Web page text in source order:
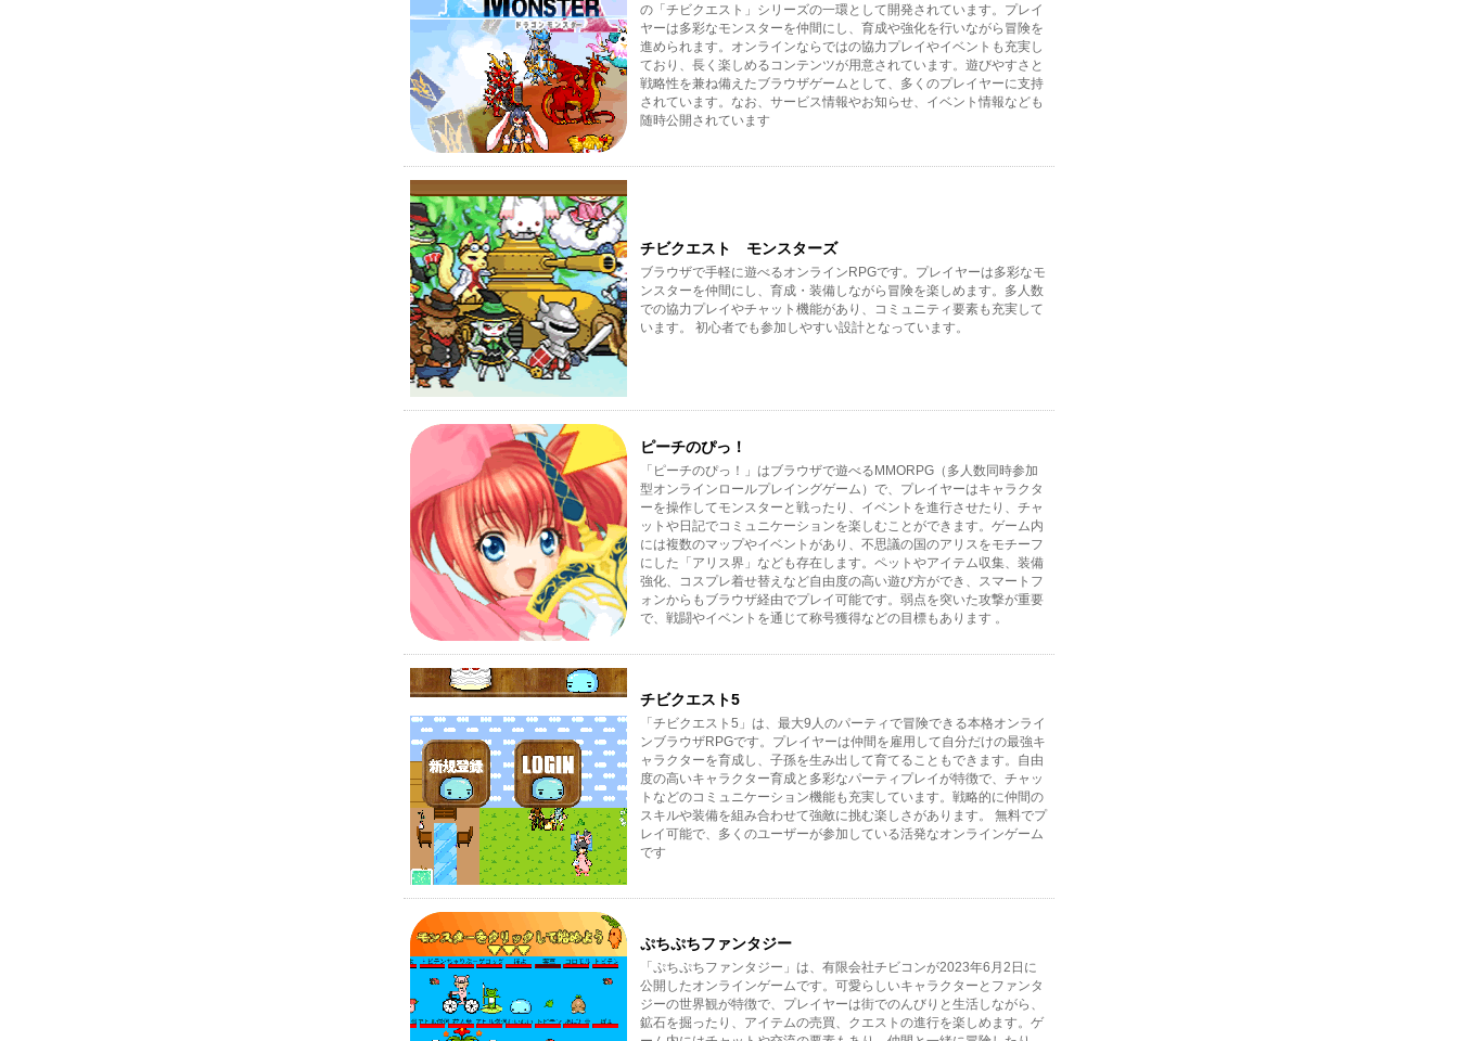
の「チビクエスト」シリーズの一環として開発されています。プレイ
ヤーは多彩なモンスターを仲間にし、育成や強化を行いながら冒険を
進められます。オンラインならではの協力プレイやイベントも充実し
ており、長く楽しめるコンテンツが用意されています。遊びやすさと
戦略性を兼ね備えたブラウザゲームとして、多くのプレイヤーに支持
されています。なお、サービス情報やお知らせ、イベント情報なども
随時公開されています
チビクエスト モンスターズ
ブラウザで手軽に遊べるオンラインRPGです。プレイヤーは多彩なモ
ンスターを仲間にし、育成・装備しながら冒険を楽しめます。多人数
での協力プレイやチャット機能があり、コミュニティ要素も充実して
います。 初心者でも参加しやすい設計となっています。
ピーチのぴっ！
「ピーチのぴっ！」はブラウザで遊べるMMORPG（多人数同時参加
型オンラインロールプレイングゲーム）で、プレイヤーはキャラクタ
ーを操作してモンスターと戦ったり、イベントを進行させたり、チャ
ットや日記でコミュニケーションを楽しむことができます。ゲーム内
には複数のマップやイベントがあり、不思議の国のアリスをモチーフ
にした「アリス界」なども存在します。ペットやアイテム収集、装備
強化、コスプレ着せ替えなど自由度の高い遊び方ができ、スマートフ
ォンからもブラウザ経由でプレイ可能です。弱点を突いた攻撃が重要
で、戦闘やイベントを通じて称号獲得などの目標もあります 。
チビクエスト5
「チビクエスト5」は、最大9人のパーティで冒険できる本格オンライ
ンブラウザRPGです。プレイヤーは仲間を雇用して自分だけの最強キ
ャラクターを育成し、子孫を生み出して育てることもできます。自由
度の高いキャラクター育成と多彩なパーティプレイが特徴で、チャッ
トなどのコミュニケーション機能も充実しています。戦略的に仲間の
スキルや装備を組み合わせて強敵に挑む楽しさがあります。 無料でプ
レイ可能で、多くのユーザーが参加している活発なオンラインゲーム
です
ぷちぷちファンタジー
「ぷちぷちファンタジー」は、有限会社チビコンが2023年6月2日に
公開したオンラインゲームです。可愛らしいキャラクターとファンタ
ジーの世界観が特徴で、プレイヤーは街でのんびりと生活しながら、
鉱石を掘ったり、アイテムの売買、クエストの進行を楽しめます。ゲ